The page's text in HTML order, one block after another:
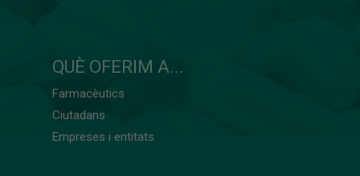
QUÈ OFERIM A...
Farmacèutics
Ciutadans
Empreses i entitats